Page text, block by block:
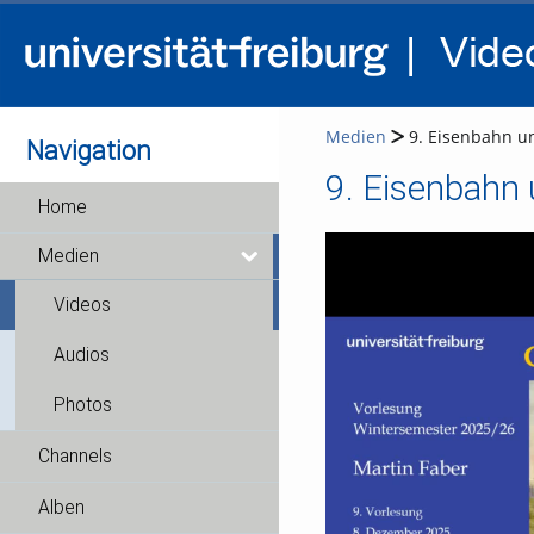
Navigation
Home
Medien
Videos
Audios
Photos
Channels
Alben
Medien 9. Eisenbahn
9. Eisenbahn